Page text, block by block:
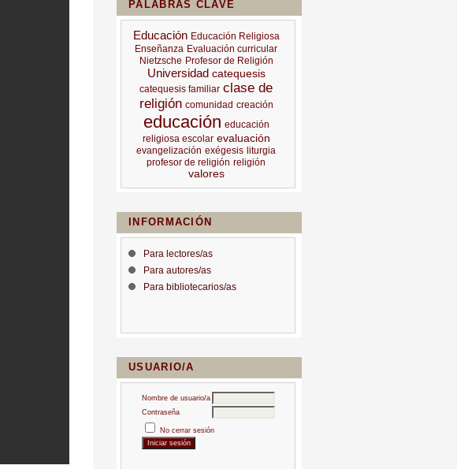
PALABRAS CLAVE
Educación Educación Religiosa
Enseñanza Evaluación curricular
Nietzsche Profesor de Religión
Universidad catequesis
catequesis familiar clase de
religión comunidad creación
educación educación
religiosa escolar evaluación
evangelización exégesis liturgia
profesor de religión religión
valores
INFORMACIÓN
Para lectores/as
Para autores/as
Para bibliotecarios/as
USUARIO/A
Nombre de usuario/a
Contraseña
No cerrar sesión